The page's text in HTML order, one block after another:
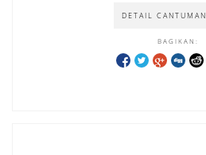
DETAIL CANTUMAN
BAGIKAN: